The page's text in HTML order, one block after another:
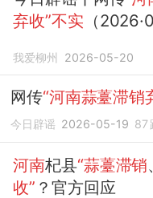
弃收”不实 （
我爱柳州 2026-05-20
网传“河南蒜薹滞销
今日辟谣 2026-05-19 87
河南杞县“蒜薹滞销
收” ？官方回应